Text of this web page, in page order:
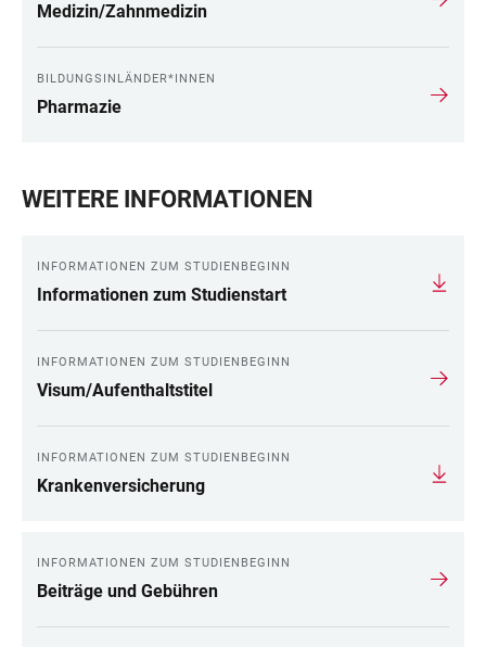
Medizin/Zahnmedizin
BILDUNGSINLÄNDER*INNEN
Pharmazie
WEITERE INFORMATIONEN
INFORMATIONEN ZUM STUDIENBEGINN
Informationen zum Studienstart
INFORMATIONEN ZUM STUDIENBEGINN
Visum/Aufenthaltstitel
INFORMATIONEN ZUM STUDIENBEGINN
Krankenversicherung
INFORMATIONEN ZUM STUDIENBEGINN
Beiträge und Gebühren